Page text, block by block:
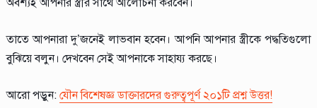
অবশ্যই আপনার স্ত্রীর সাথে আলোচনা করবেন।
তাতে আপনারা দু’জনেই লাভবান হবেন। আপনি আপনার স্ত্রীকে পদ্ধতিগুলো
বুঝিয়ে বলুন। দেখবেন সেই আপনাকে সাহায্য করছে।
আরো পড়ুন: যৌন বিশেষজ্ঞ ডাক্তারদের গুরুত্বপূর্ণ ২০১টি প্রশ্ন উত্তর!